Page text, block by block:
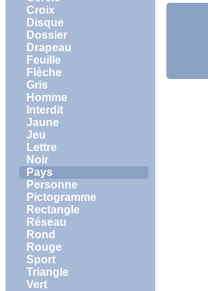
Croix
Disque
Dossier
Drapeau
Feuille
Flèche
Gris
Homme
Interdit
Jaune
Jeu
Lettre
Noir
Pays
Personne
Pictogramme
Rectangle
Réseau
Rond
Rouge
Sport
Triangle
Vert